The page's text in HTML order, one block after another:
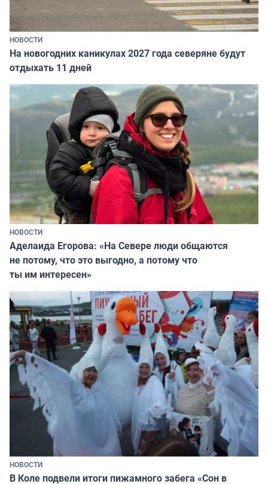
НОВОСТИ
На новогодних каникулах 2027 года северяне будут
отдыхать 11 дней
НОВОСТИ
Аделаида Егорова: «На Севере люди общаются
не потому, что это выгодно, а потому что
ты им интересен»
НОВОСТИ
В Коле подвели итоги пижамного забега «Сон в